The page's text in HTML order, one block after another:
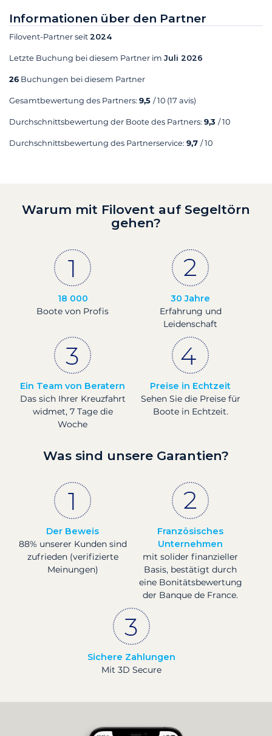
Informationen über den Partner
Filovent-Partner seit 2024
Letzte Buchung bei diesem Partner im Juli 2026
26 Buchungen bei diesem Partner
Gesamtbewertung des Partners: 9,5 / 10 (17 avis)
Durchschnittsbewertung der Boote des Partners: 9,3 / 10
Durchschnittsbewertung des Partnerservice: 9,7 / 10
Warum mit Filovent auf Segeltörn
gehen?
18 000
Boote von Profis
30 Jahre
Erfahrung und
Leidenschaft
Ein Team von Beratern
Das sich Ihrer Kreuzfahrt
widmet, 7 Tage die
Woche
Preise in Echtzeit
Sehen Sie die Preise für
Boote in Echtzeit.
Was sind unsere Garantien?
Der Beweis
88% unserer Kunden sind
zufrieden (verifizierte
Meinungen)
Französisches
Unternehmen
mit solider finanzieller
Basis, bestätigt durch
eine Bonitätsbewertung
der Banque de France.
Sichere Zahlungen
Mit 3D Secure